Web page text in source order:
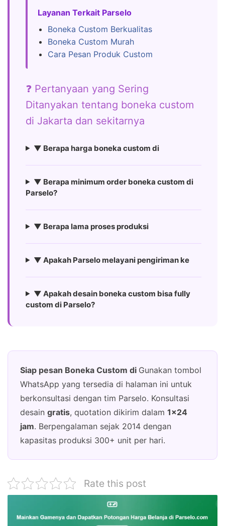
Layanan Terkait Parselo
Boneka Custom Berkualitas
Boneka Custom Murah
Cara Pesan Produk Custom
❓ Pertanyaan yang Sering
Ditanyakan tentang boneka custom
di Jakarta dan sekitarnya
▼ Berapa harga boneka custom di
▼ Berapa minimum order boneka custom di
Parselo?
▼ Berapa lama proses produksi
▼ Apakah Parselo melayani pengiriman ke
▼ Apakah desain boneka custom bisa fully
custom di Parselo?
Siap pesan Boneka Custom di Gunakan tombol
WhatsApp yang tersedia di halaman ini untuk
berkonsultasi dengan tim Parselo. Konsultasi
desain gratis, quotation dikirim dalam 1×24
jam. Berpengalaman sejak 2014 dengan
kapasitas produksi 300+ unit per hari.
Rate this post